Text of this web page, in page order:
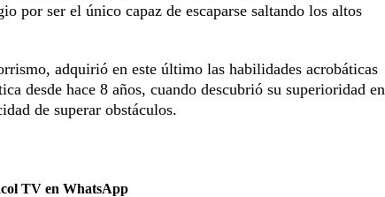
por ser el único capaz de escaparse saltando los altos
adquirió en este último las habilidades acrobáticas
desde hace 8 años, cuando descubrió su superioridad en
de superar obstáculos.
TV en WhatsApp